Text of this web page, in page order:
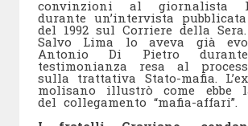
convinzioni al giornalista
durante un’intervista
del 1992 sul Corriere della
Salvo Lima lo aveva già
Antonio Di Pietro
testimonianza resa al
sulla trattativa Stato-mafia.
molisano illustrò come ebbe
del collegamento “mafia-affari”.